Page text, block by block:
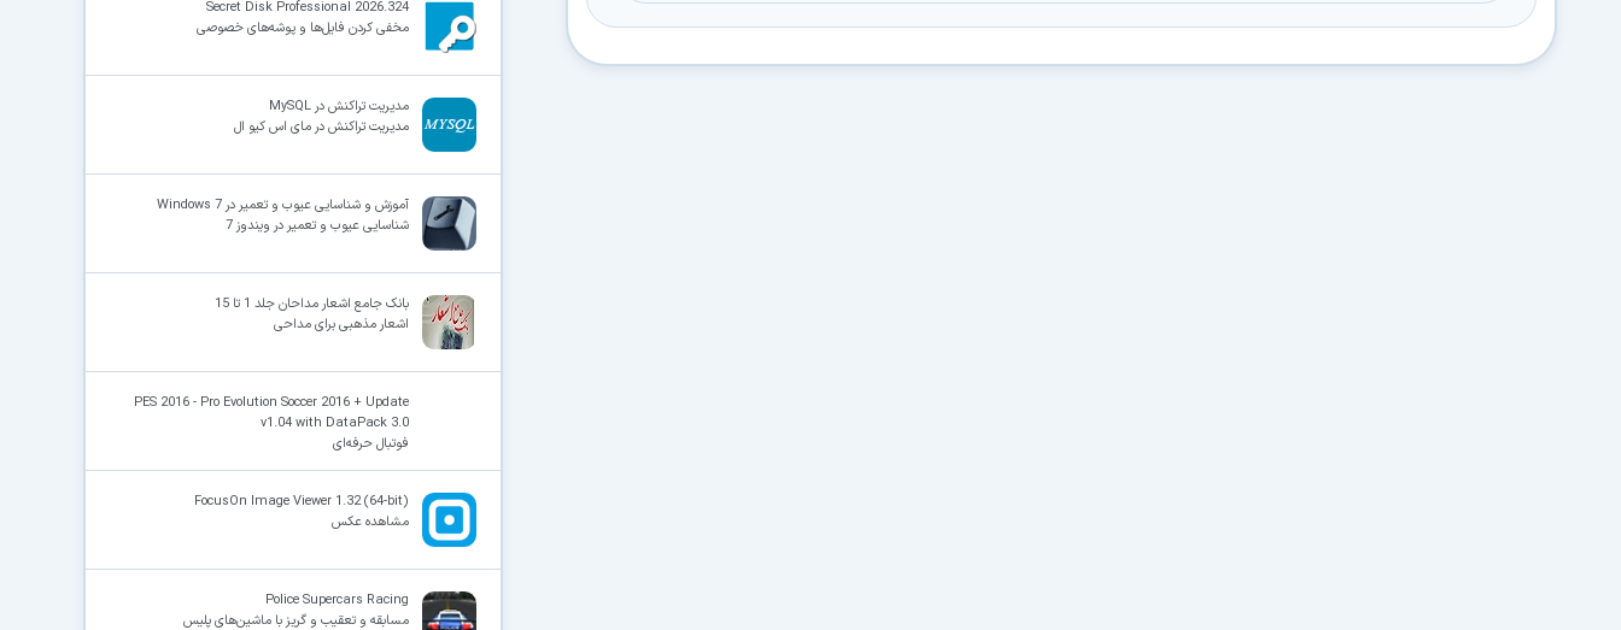
Secret Disk Professional 2026.324
مخفی کردن فایل‌ها و پوشه‌های خصوصی
مدیریت تراکنش در MySQL
مدیریت تراکنش در مای اس کیو ال
آموزش و شناسایی عیوب و تعمیر در Windows 7
شناسایی عیوب و تعمیر در ویندوز 7
بانک جامع اشعار مداحان جلد 1 تا 15
اشعار مذهبی برای مداحی
PES 2016 - Pro Evolution Soccer 2016 + Update
v1.04 with DataPack 3.0
فوتبال حرفه‌ای
FocusOn Image Viewer 1.32 (64-bit)
مشاهده عکس
Police Supercars Racing
مسابقه و تعقیب و گریز با ماشین‌های پلیس